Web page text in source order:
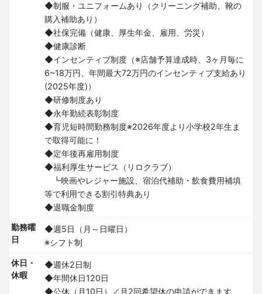
◆制服・ユニフォームあり（クリーニング補助、靴の
購入補助あり）
◆社保完備（健康、厚生年金、雇用、労災）
◆健康診断
◆インセンティブ制度（※店舗予算達成時、3ヶ月毎に
6~18万円、年間最大72万円のインセンティブ支給あり
(2025年度)）
◆研修制度あり
◆永年勤続表彰制度
◆育児短時間勤務制度※2026年度より小学校2年生ま
で取得可能に！
◆定年後再雇用制度
◆福利厚生サービス（リロクラブ）
┗映画やレジャー施設、宿泊代補助・飲食費用補填
等で利用できる割引特典あり
◆退職金制度
勤務曜
日
◆週5日（月～日曜日）
※シフト制
休日・
休暇
◆週休2日制
◆年間休日120日
◆公休（月10日）／月2回希望休の申請ができます